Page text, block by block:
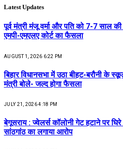
Latest Updates
पूर्व मंत्री मंजू वर्मा और पति को 7-7 साल
एमपी-एमएलए कोर्ट का फैसला
AUGUST 1, 2026 6:22 PM
बिहार विधानसभा में उठा बीहट-बरौनी के
मंत्री बोले- जल्द होगा फैसला
JULY 21, 2026 4:18 PM
बेगूसराय : ज्वेलर्स कॉलोनी गेट हटाने पर
सांठगांठ का लगाया आरोप